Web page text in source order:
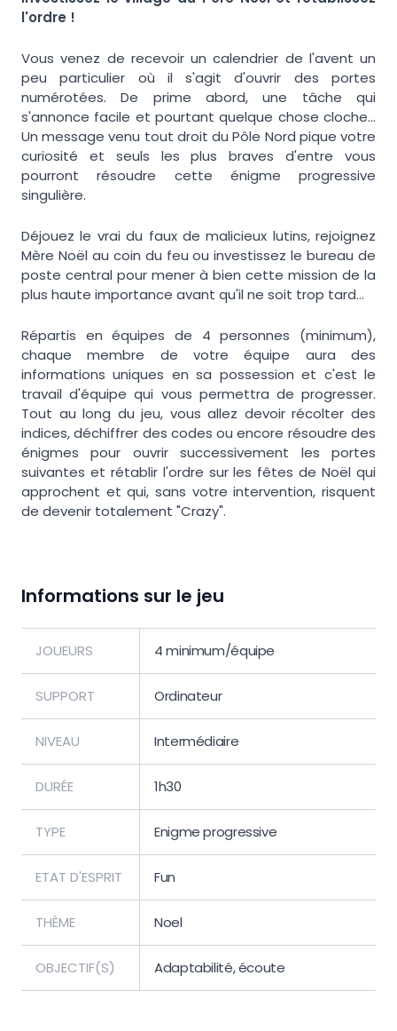
l'ordre !
Vous venez de recevoir un calendrier de l'avent un
peu particulier où il s'agit d'ouvrir des portes
numérotées. De prime abord, une tâche qui
s'annonce facile et pourtant quelque chose cloche…
Un message venu tout droit du Pôle Nord pique votre
curiosité et seuls les plus braves d'entre vous
pourront résoudre cette énigme progressive
singulière.
Déjouez le vrai du faux de malicieux lutins, rejoignez
Mère Noël au coin du feu ou investissez le bureau de
poste central pour mener à bien cette mission de la
plus haute importance avant qu'il ne soit trop tard…
Répartis en équipes de 4 personnes (minimum),
chaque membre de votre équipe aura des
informations uniques en sa possession et c'est le
travail d'équipe qui vous permettra de progresser.
Tout au long du jeu, vous allez devoir récolter des
indices, déchiffrer des codes ou encore résoudre des
énigmes pour ouvrir successivement les portes
suivantes et rétablir l'ordre sur les fêtes de Noël qui
approchent et qui, sans votre intervention, risquent
de devenir totalement "Crazy".
Informations sur le jeu
JOUEURS 4 minimum/équipe
SUPPORT Ordinateur
NIVEAU Intermédiaire
DURÉE 1h30
TYPE Enigme progressive
ETAT D'ESPRIT Fun
THÈME Noel
OBJECTIF(S) Adaptabilité, écoute